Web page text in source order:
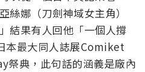
絲娜（刀劍神域女主角）
結果有人回他「一個人撐
本最大同人誌展Comiket
祭典，此句話的涵義是廠內